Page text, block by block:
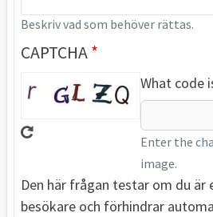
Beskriv vad som behöver rättas.
CAPTCHA
What code
Enter the
image.
Den här frågan testar om du är
besökare och förhindrar